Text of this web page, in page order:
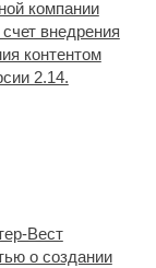
компании
внедрения
контентом
2.14.
Вест
о создании